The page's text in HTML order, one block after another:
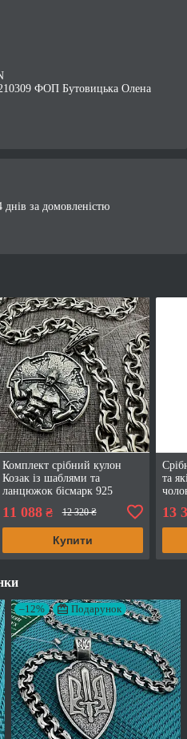
ФОП Бутовицька Олена
за домовленістю
Комплект срібний кулон
Козак із шаблями та
ланцюжок бісмарк 925
11 088₴ 12 320 ₴
Купити
та
13
–12% Подарунок